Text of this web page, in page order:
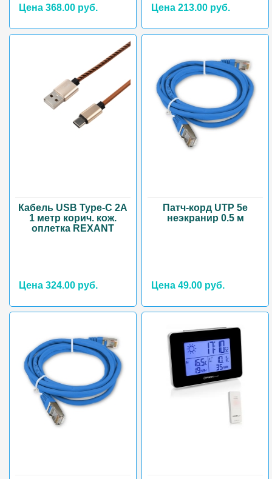
Цена 368.00 руб. Цена 213.00 руб.
Кабель USB Туре-С 2А
1 метр корич. кож.
оплетка REXANT
Цена 324.00 руб.
Патч-корд UTP 5e
неэкранир 0.5 м
Цена 49.00 руб.